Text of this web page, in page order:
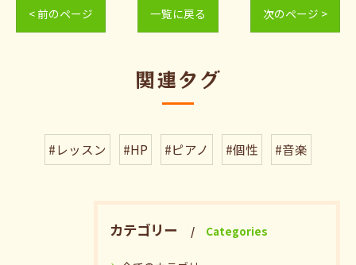
< 前のページ 一覧に戻る 次のページ >
関連タグ
#レッスン #HP #ピアノ #個性 #音楽
カテゴリー Categories